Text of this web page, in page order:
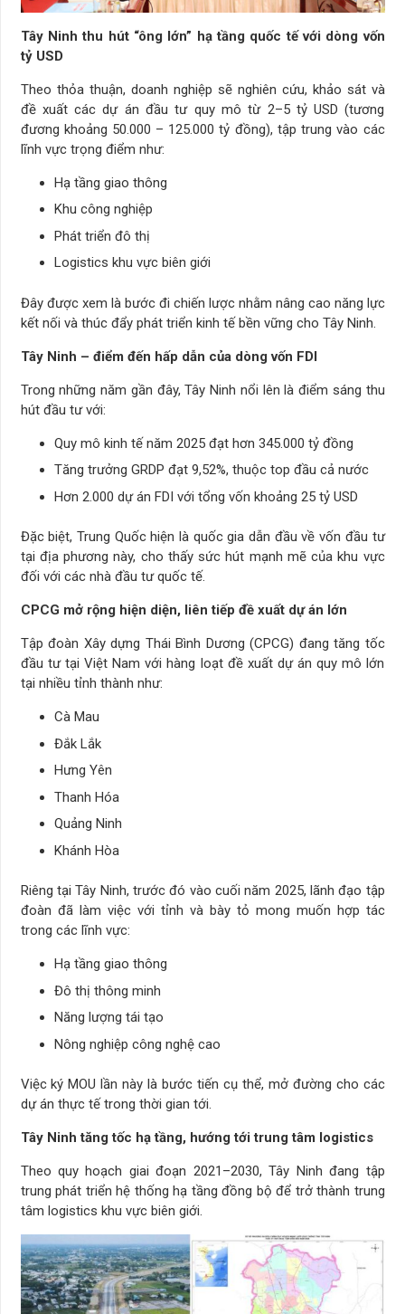
Tây Ninh thu hút “ông lớn” hạ tầng quốc tế với dòng vốn
tỷ USD
Theo thỏa thuận, doanh nghiệp sẽ nghiên cứu, khảo sát và
đề xuất các dự án đầu tư quy mô từ 2–5 tỷ USD (tương
đương khoảng 50.000 – 125.000 tỷ đồng), tập trung vào các
lĩnh vực trọng điểm như:
Hạ tầng giao thông
Khu công nghiệp
Phát triển đô thị
Logistics khu vực biên giới
Đây được xem là bước đi chiến lược nhằm nâng cao năng lực
kết nối và thúc đẩy phát triển kinh tế bền vững cho Tây Ninh.
Tây Ninh – điểm đến hấp dẫn của dòng vốn FDI
Trong những năm gần đây, Tây Ninh nổi lên là điểm sáng thu
hút đầu tư với:
Quy mô kinh tế năm 2025 đạt hơn 345.000 tỷ đồng
Tăng trưởng GRDP đạt 9,52%, thuộc top đầu cả nước
Hơn 2.000 dự án FDI với tổng vốn khoảng 25 tỷ USD
Đặc biệt, Trung Quốc hiện là quốc gia dẫn đầu về vốn đầu tư
tại địa phương này, cho thấy sức hút mạnh mẽ của khu vực
đối với các nhà đầu tư quốc tế.
CPCG mở rộng hiện diện, liên tiếp đề xuất dự án lớn
Tập đoàn Xây dựng Thái Bình Dương (CPCG) đang tăng tốc
đầu tư tại Việt Nam với hàng loạt đề xuất dự án quy mô lớn
tại nhiều tỉnh thành như:
Cà Mau
Đắk Lắk
Hưng Yên
Thanh Hóa
Quảng Ninh
Khánh Hòa
Riêng tại Tây Ninh, trước đó vào cuối năm 2025, lãnh đạo tập
đoàn đã làm việc với tỉnh và bày tỏ mong muốn hợp tác
trong các lĩnh vực:
Hạ tầng giao thông
Đô thị thông minh
Năng lượng tái tạo
Nông nghiệp công nghệ cao
Việc ký MOU lần này là bước tiến cụ thể, mở đường cho các
dự án thực tế trong thời gian tới.
Tây Ninh tăng tốc hạ tầng, hướng tới trung tâm logistics
Theo quy hoạch giai đoạn 2021–2030, Tây Ninh đang tập
trung phát triển hệ thống hạ tầng đồng bộ để trở thành trung
tâm logistics khu vực biên giới.